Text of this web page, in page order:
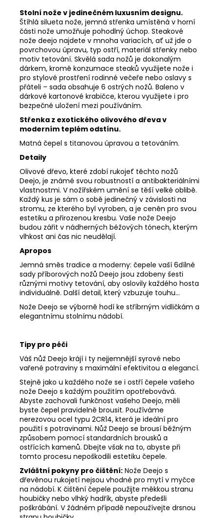
Stolní nože v jedinečném luxusním designu.
Štíhlá silueta nože, jemná střenka umístěná v horní
části nože umožňuje pohodlný úchop. Steakové
nože deejo najdete v mnoha variacích, ať už jde o
povrchovou úpravu, typ ostří, materiál střenky nebo
motiv tetování. Skvělá sada nožů je dokonalým
dárkem, kromě konzumace steaků využijete nože i
pro stylové prostření rodinné večeře nebo oslavy s
přáteli – sada obsahuje 6 ostrých nožů. Baleno v
dárkové kartonové krabičce, kterou využijete i pro
bezpečné uložení mezi používáním.
Střenka z exotického olivového dřeva v
moderním teplém odstínu.
Matná čepel s titanovou úpravou a tetováním.
Detaily
Olivové dřevo, které zdobí rukojeť těchto nožů
Deejo, je známé svou robustností a antibakteriálními
vlastnostmi. V nožířském umění se těší velké oblibě.
Každý kus je sám o sobě jedinečný v závislosti na
stromu, ze kterého byl vyroben, a je ceněn pro svou
estetiku a přirozenou kresbu. Vaše nože Deejo
budou zářit v nádherných béžových tónech, kterým
vlhkost ani čas nic neudělají.
Apropos
Jemná směs tradice a moderny: čepele vaší 6dílné
sady příborových nožů Deejo jsou zdobeny šesti
různými motivy tetování, aby oslovily každého hosta
individuálně. Další detail, který vzbuzuje touhu...
Nože Deejo se výborně hodí ke stříbrným vidličkám a
elegantnímu stolnímu nádobí.
Tipy pro péči
Váš nůž Deejo krájí i ty nejjemnější syrové nebo
vařené potraviny s maximální efektivitou a elegancí.
Stejně jako u každého nože se i ostří čepele vašeho
nože Deejo s každým použitím opotřebovává.
Abyste zachovali funkčnost vašeho Deejo, měli
byste čepel pravidelně brousit. Používáme
nerezovou ocel typu 2CR14, která je ideální pro
použití s potravinami. Nůž Deejo se brousí běžným
způsobem pomocí standardních brousků a
ostřících kamenů. Dbejte však na to, abyste při
tomto procesu nepoškodili estetiku čepele.
Zvláštní pokyny pro čištění: Nože Deejo s
dřevěnou rukojetí nejsou vhodné pro mytí v myčce
na nádobí. K čištění čepele použijte měkkou stranu
houbičky nebo vlhký hadřík, abyste předešli
poškrábání. V žádném případě nepoužívejte drsnou